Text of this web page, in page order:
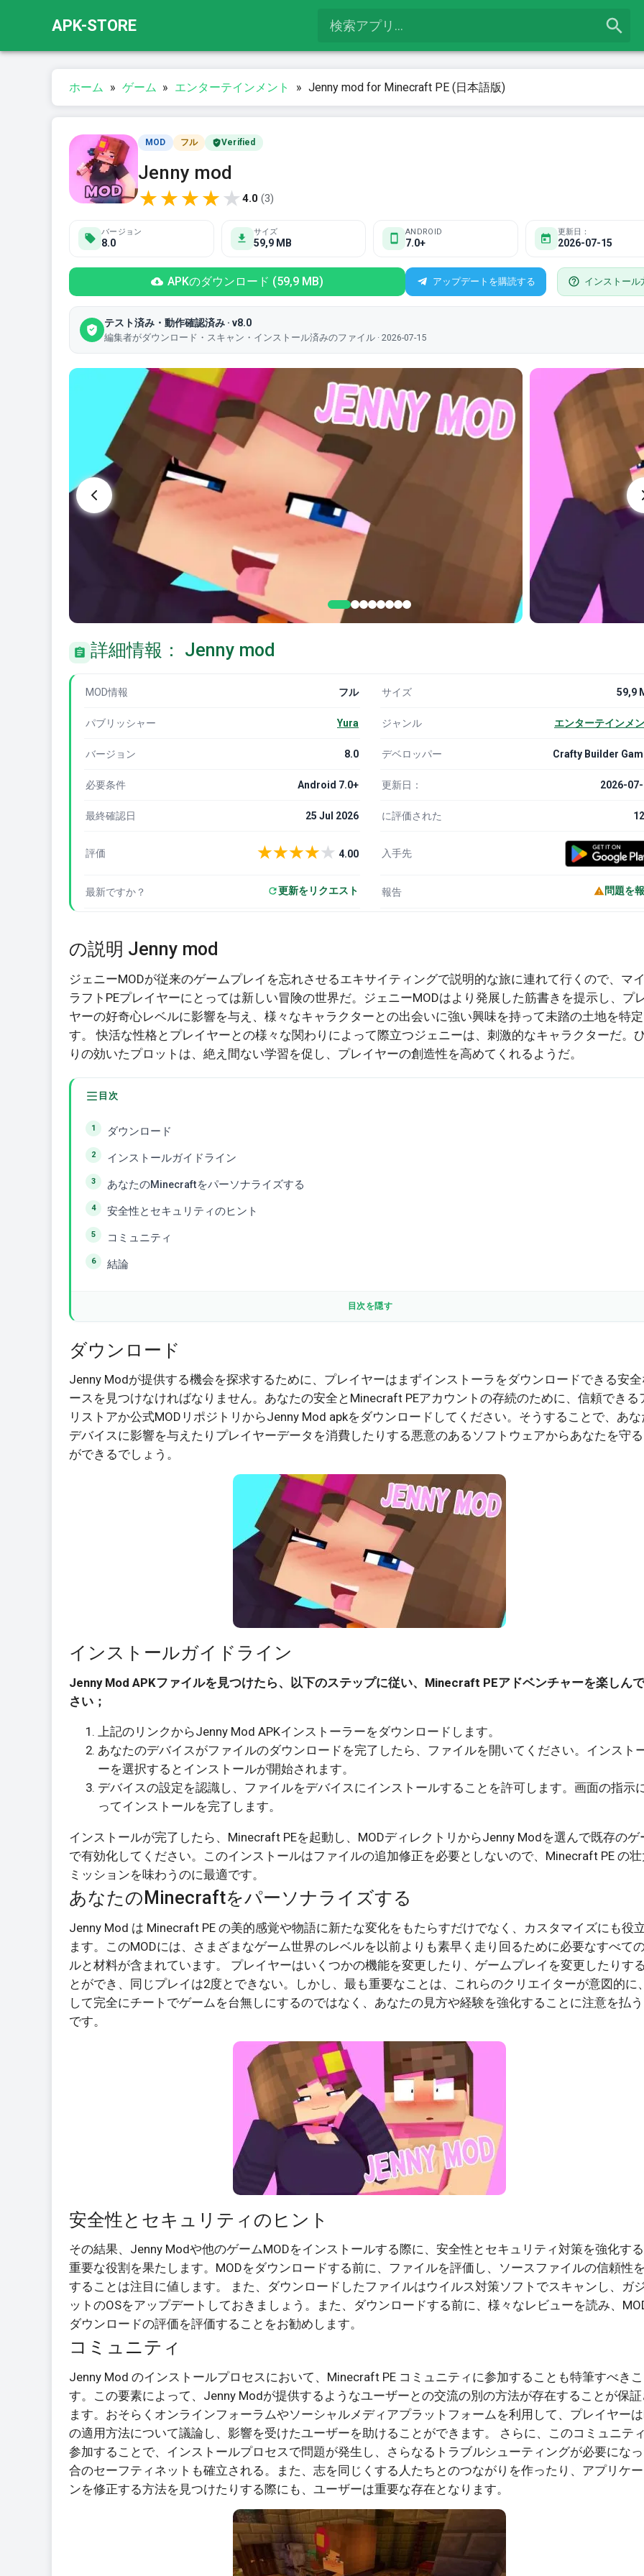
APK-STORE
ホーム » ゲーム » エンターテインメント » Jenny mod for Minecraft PE (日本語版)
MOD フル Verified
Jenny mod
★★★★ ★ 4.0 (3)
バージョン
8.0
サイズ
59,9 MB
ANDROID
7.0+
更新日：
2026-07-15
APKのダウンロード (59,9 MB) アップデートを購読する インストール
テスト済み・動作確認済み · v8.0
編集者がダウンロード・スキャン・インストール済みのファイル · 2026-07-15
詳細情報： Jenny mod
MOD情報 フル サイズ 59,9
パブリッシャー Yura ジャンル エンターテインメ
バージョン 8.0 デベロッパー Crafty Builder
必要条件 Android 7.0+ 更新日： 2026-
最終確認日 25 Jul 2026 に評価された
評価 ★★★★★ 4.00 入手先
最新ですか？ 更新をリクエスト 報告 問題を
の説明 Jenny mod
ジェニーMODが従来のゲームプレイを忘れさせるエキサイティングで説明的な旅に連れて行くので、マ
ラフトPEプレイヤーにとっては新しい冒険の世界だ。ジェニーMODはより発展した筋書きを提示し、プ
ヤーの好奇心レベルに影響を与え、様々なキャラクターとの出会いに強い興味を持って未踏の土地を特定
す。 快活な性格とプレイヤーとの様々な関わりによって際立つジェニーは、刺激的なキャラクターだ。
りの効いたプロットは、絶え間ない学習を促し、プレイヤーの創造性を高めてくれるようだ。
目次
ダウンロード
インストールガイドライン
あなたのMinecraftをパーソナライズする
安全性とセキュリティのヒント
コミュニティ
結論
目次を隠す
ダウンロード
Jenny Modが提供する機会を探求するために、プレイヤーはまずインストーラをダウンロードできる安全
ースを見つけなければなりません。あなたの安全とMinecraft PEアカウントの存続のために、信頼できる
リストアか公式MODリポジトリからJenny Mod apkをダウンロードしてください。そうすることで、あ
デバイスに影響を与えたりプレイヤーデータを消費したりする悪意のあるソフトウェアからあなたを守
ができるでしょう。
インストールガイドライン
Jenny Mod APKファイルを見つけたら、以下のステップに従い、Minecraft PEアドベンチャーを楽しん
さい；
上記のリンクからJenny Mod APKインストーラーをダウンロードします。
あなたのデバイスがファイルのダウンロードを完了したら、ファイルを開いてください。インスト
ーを選択するとインストールが開始されます。
デバイスの設定を認識し、ファイルをデバイスにインストールすることを許可します。画面の指示
ってインストールを完了します。
インストールが完了したら、Minecraft PEを起動し、MODディレクトリからJenny Modを選んで既存のゲ
で有効化してください。このインストールはファイルの追加修正を必要としないので、Minecraft PE の
ミッションを味わうのに最適です。
あなたのMinecraftをパーソナライズする
Jenny Mod は Minecraft PE の美的感覚や物語に新たな変化をもたらすだけでなく、カスタマイズにも役
ます。このMODには、さまざまなゲーム世界のレベルを以前よりも素早く走り回るために必要なすべて
ルと材料が含まれています。 プレイヤーはいくつかの機能を変更したり、ゲームプレイを変更したりす
とができ、同じプレイは2度とできない。しかし、最も重要なことは、これらのクリエイターが意図的に
して完全にチートでゲームを台無しにするのではなく、あなたの見方や経験を強化することに注意を払
です。
安全性とセキュリティのヒント
その結果、Jenny Modや他のゲームMODをインストールする際に、安全性とセキュリティ対策を強化す
重要な役割を果たします。MODをダウンロードする前に、ファイルを評価し、ソースファイルの信頼性
することは注目に値します。 また、ダウンロードしたファイルはウイルス対策ソフトでスキャンし、ガ
ットのOSをアップデートしておきましょう。また、ダウンロードする前に、様々なレビューを読み、
ダウンロードの評価を評価することをお勧めします。
コミュニティ
Jenny Mod のインストールプロセスにおいて、Minecraft PE コミュニティに参加することも特筆すべき
す。この要素によって、Jenny Modが提供するようなユーザーとの交流の別の方法が存在することが保
ます。おそらくオンラインフォーラムやソーシャルメディアプラットフォームを利用して、プレイヤーは
の適用方法について議論し、影響を受けたユーザーを助けることができます。 さらに、このコミュニテ
参加することで、インストールプロセスで問題が発生し、さらなるトラブルシューティングが必要にな
合のセーフティネットも確立される。また、志を同じくする人たちとのつながりを作ったり、アプリケー
ンを修正する方法を見つけたりする際にも、ユーザーは重要な存在となります。